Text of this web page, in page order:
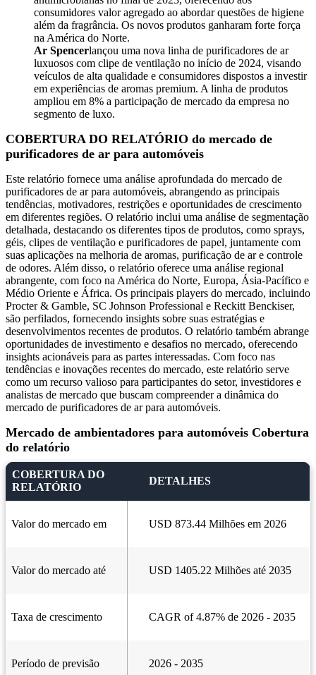
consumidores valor agregado ao abordar questões de higiene
além da fragrância. Os novos produtos ganharam forte força
na América do Norte.
Ar Spencerlançou uma nova linha de purificadores de ar
luxuosos com clipe de ventilação no início de 2024, visando
veículos de alta qualidade e consumidores dispostos a investir
em experiências de aromas premium. A linha de produtos
ampliou em 8% a participação de mercado da empresa no
segmento de luxo.
COBERTURA DO RELATÓRIO do mercado de
purificadores de ar para automóveis
Este relatório fornece uma análise aprofundada do mercado de
purificadores de ar para automóveis, abrangendo as principais
tendências, motivadores, restrições e oportunidades de crescimento
em diferentes regiões. O relatório inclui uma análise de segmentação
detalhada, destacando os diferentes tipos de produtos, como sprays,
géis, clipes de ventilação e purificadores de papel, juntamente com
suas aplicações na melhoria de aromas, purificação de ar e controle
de odores. Além disso, o relatório oferece uma análise regional
abrangente, com foco na América do Norte, Europa, Ásia-Pacífico e
Médio Oriente e África. Os principais players do mercado, incluindo
Procter & Gamble, SC Johnson Professional e Reckitt Benckiser,
são perfilados, fornecendo insights sobre suas estratégias e
desenvolvimentos recentes de produtos. O relatório também abrange
oportunidades de investimento e desafios no mercado, oferecendo
insights acionáveis ​​para as partes interessadas. Com foco nas
tendências e inovações recentes do mercado, este relatório serve
como um recurso valioso para participantes do setor, investidores e
analistas de mercado que buscam compreender a dinâmica do
mercado de purificadores de ar para automóveis.
Mercado de ambientadores para automóveis Cobertura
do relatório
COBERTURA DO
RELATÓRIO
DETALHES
Valor do mercado em USD 873.44 Milhões em 2026
Valor do mercado até USD 1405.22 Milhões até 2035
Taxa de crescimento CAGR of 4.87% de 2026 - 2035
Período de previsão 2026 - 2035